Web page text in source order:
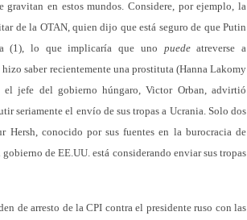
gravitan en estos mundos. Considere, por ejemplo, la
de la OTAN, quien dijo que está seguro de que Putin
(1), lo que implicaría que uno puedeatreverse a
saber recientemente una prostituta (Hanna Lakomy
jefe del gobierno húngaro, Victor Orban, advirtió
seriamente el envío de sus tropas a Ucrania. Solo dos
Hersh, conocido por sus fuentes en la burocracia de
de EE.UU. está considerando enviar sus tropas
de arresto de la CPI contra el presidente ruso con las